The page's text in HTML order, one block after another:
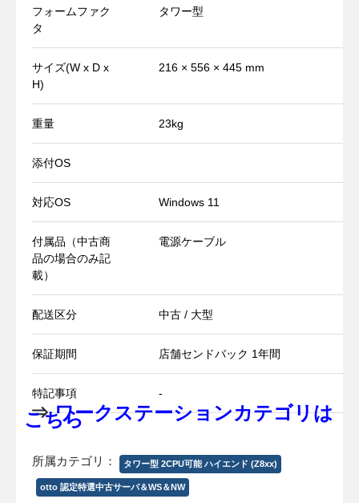
フォームファク
タ
タワー型
サイズ(W x D x
H)
216 × 556 × 445 mm
重量 23kg
添付OS
対応OS Windows 11
付属品（中古商
品の場合のみ記
載）
電源ケーブル
配送区分 中古 / 大型
保証期間 店舗センドバック 1年間
特記事項 -
⇒ワークステーションカテゴリは
こちら
所属カテゴリ： タワー型 2CPU可能 ハイエンド (Z8xx)
otto 認定特選中古サーバ＆WS＆NW